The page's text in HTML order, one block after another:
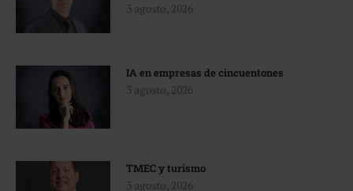
3 agosto, 2026
IA en empresas de cincuentones
3 agosto, 2026
TMEC y turismo
3 agosto, 2026